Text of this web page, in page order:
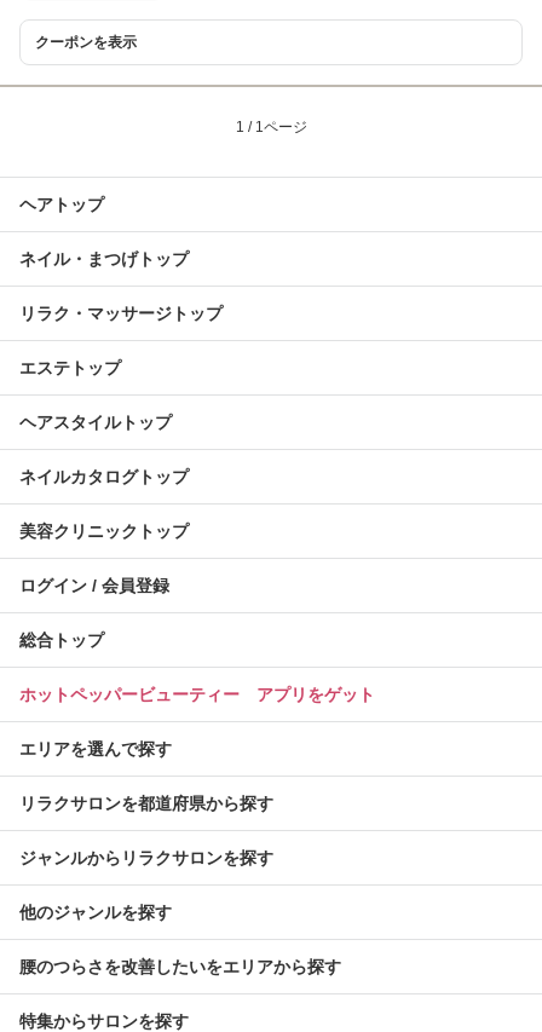
クーポンを表示
1 / 1ページ
ヘアトップ
ネイル・まつげトップ
リラク・マッサージトップ
エステトップ
ヘアスタイルトップ
ネイルカタログトップ
美容クリニックトップ
ログイン / 会員登録
総合トップ
ホットペッパービューティー アプリをゲット
エリアを選んで探す
リラクサロンを都道府県から探す
ジャンルからリラクサロンを探す
他のジャンルを探す
腰のつらさを改善したいをエリアから探す
特集からサロンを探す